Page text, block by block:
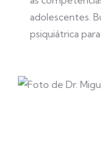
adolescentes.
psiquiátrica